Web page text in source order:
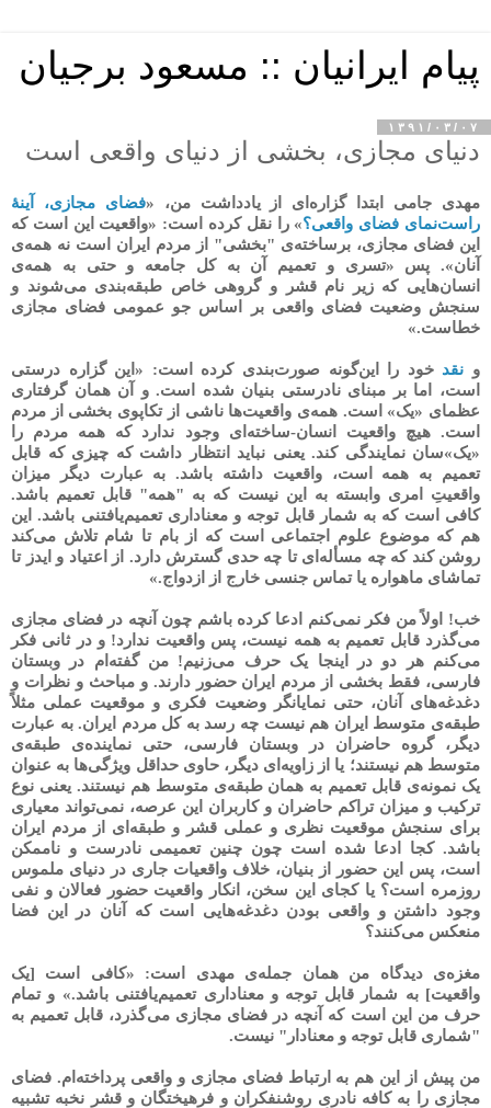
پیام ایرانیان :: مسعود برجیان
۱۳۹۱/۰۳/۰۷
دنیای مجازی، بخشی از دنیای واقعی است
مهدی جامی ابتدا گزاره‌ای از یادداشت من، «فضای مجازی، آینهٔ
راست‌نمای فضای واقعی؟» را نقل کرده است: «واقعیت این است که
این فضای مجازی، برساخته‌ی "بخشی" از مردم ایران است نه همه‌ی
آنان». پس «تسری و تعمیم آن به کل جامعه و حتی به همه‌ی
انسان‌هایی که زیر نام قشر و گروهی خاص طبقه‌بندی می‌شوند و
سنجش وضعیت فضای واقعی بر اساس جو عمومی فضای مجازی
خطاست.»
و نقد خود را این‌گونه صورت‌بندی کرده است: «این گزاره درستی
است، اما بر مبنای نادرستی بنیان شده است. و آن همان گرفتاری
عظمای «یک» است. همه‌ی واقعیت‌ها ناشی از تکاپوی بخشی از مردم
است. هیچ واقعیت انسان-ساخته‌ای وجود ندارد که همه مردم را
«یک»سان نمایندگی کند. یعنی نباید انتظار داشت که چیزی که قابل
تعمیم به همه است، واقعیت داشته باشد. به عبارت دیگر میزان
واقعیتِ امری وابسته به این نیست که به "همه" قابل تعمیم باشد.
کافی است که به شمار قابل توجه و معناداری تعمیم‌یافتنی باشد. این
هم که موضوع علوم اجتماعی است که از بام تا شام تلاش می‌کند
روشن کند که چه مسأله‌ای تا چه حدی گسترش دارد. از اعتیاد و ایدز تا
تماشای ماهواره یا تماس جنسی خارج از ازدواج.»
خب! اولاً من فکر نمی‌کنم ادعا کرده باشم چون آنچه در فضای مجازی
می‌گذرد قابل تعمیم به همه نیست، پس واقعیت ندارد! و در ثانی فکر
می‌کنم هر دو در اینجا یک حرف می‌زنیم! من گفته‌ام در وبستان
فارسی، فقط بخشی از مردم ایران حضور دارند. و مباحث و نظرات و
دغدغه‌های آنان، حتی نمایانگر وضعیت فکری و موقعیت عملی مثلاً
طبقه‌ی متوسط ایران هم نیست چه رسد به کل مردم ایران. به عبارت
دیگر، گروه حاضران در وبستان فارسی، حتی نماینده‌ی طبقه‌ی
متوسط هم نیستند؛ یا از زاویه‌ای دیگر، حاوی حداقل ویژگی‌ها به عنوان
یک نمونه‌ی قابل تعمیم به همان طبقه‌ی متوسط هم نیستند. یعنی نوع
ترکیب و میزان تراکم حاضران و کاربران این عرصه، نمی‌تواند معیاری
برای سنجش موقعیت نظری و عملی قشر و طبقه‌ای از مردم ایران
باشد. کجا ادعا شده است چون چنین تعمیمی نادرست و ناممکن
است، پس این حضور از بنیان، خلاف واقعیات جاری در دنیای ملموس
روزمره است؟ یا کجای این سخن، انکار واقعیت حضور فعالان و نفی
وجود داشتن و واقعی بودن دغدغه‌هایی است که آنان در این فضا
منعکس می‌کنند؟
مغزه‌ی دیدگاه من همان جمله‌ی مهدی است: «کافی است [یک
واقعیت] به شمار قابل توجه و معناداری تعمیم‌یافتنی باشد.» و تمام
حرف من این است که آنچه در فضای مجازی می‌گذرد، قابل تعمیم به
"شماری قابل توجه و معنادار" نیست.
من پیش از این هم به ارتباط فضای مجازی و واقعی پرداخته‌ام. فضای
مجازی را به کافه نادری روشنفکران و فرهیختگان و قشر نخبه تشبیه